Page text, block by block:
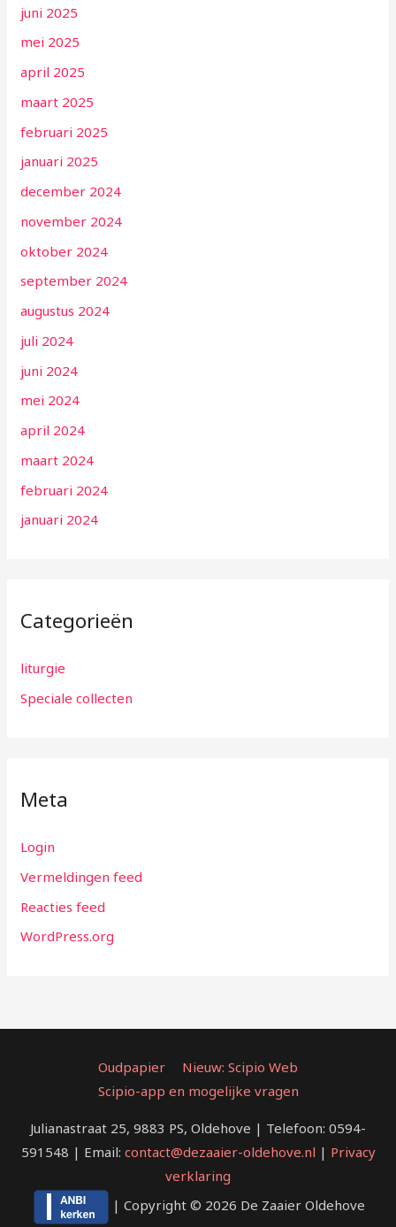
juni 2025
mei 2025
april 2025
maart 2025
februari 2025
januari 2025
december 2024
november 2024
oktober 2024
september 2024
augustus 2024
juli 2024
juni 2024
mei 2024
april 2024
maart 2024
februari 2024
januari 2024
Categorieën
liturgie
Speciale collecten
Meta
Login
Vermeldingen feed
Reacties feed
WordPress.org
Oudpapier
Nieuw: Scipio Web
Scipio-app en mogelijke vragen
Julianastraat 25, 9883 PS, Oldehove | Telefoon: 0594-
591548 | Email: contact@dezaaier-oldehove.nl | Privacy
verklaring
| Copyright © 2026 De Zaaier Oldehove